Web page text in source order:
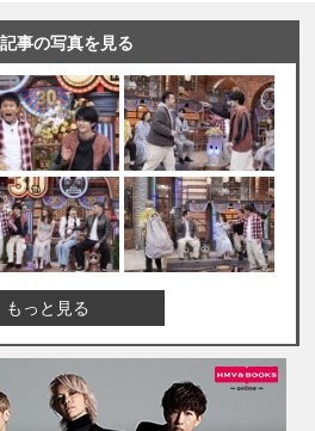
事の写真を見る
もっと見る